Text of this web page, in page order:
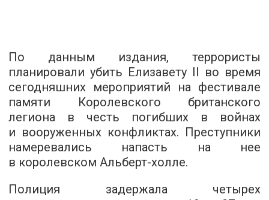
По данным издания, террористы
планировали убить Елизавету II во время
сегодняшних мероприятий на фестивале
памяти Королевского британского
легиона в честь погибших в войнах
и вооруженных конфликтах. Преступники
намеревались напасть на нее
в королевском Альберт-холле.
Полиция задержала четырех